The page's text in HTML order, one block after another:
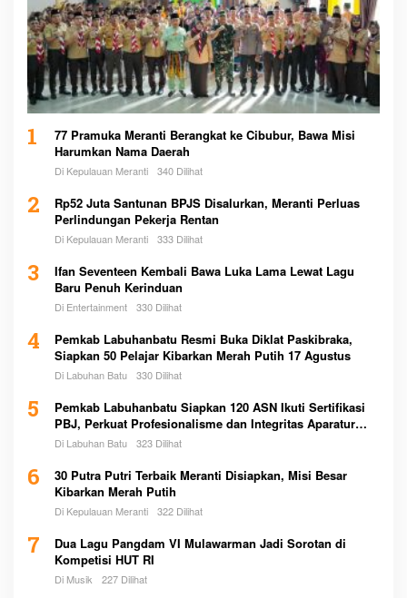
1
77 Pramuka Meranti Berangkat ke Cibubur, Bawa Misi
Harumkan Nama Daerah
Di Kepulauan Meranti 340 Dilihat
2
Rp52 Juta Santunan BPJS Disalurkan, Meranti Perluas
Perlindungan Pekerja Rentan
Di Kepulauan Meranti 333 Dilihat
3
Ifan Seventeen Kembali Bawa Luka Lama Lewat Lagu
Baru Penuh Kerinduan
Di Entertainment 330 Dilihat
4
Pemkab Labuhanbatu Resmi Buka Diklat Paskibraka,
Siapkan 50 Pelajar Kibarkan Merah Putih 17 Agustus
Di Labuhan Batu 330 Dilihat
5
Pemkab Labuhanbatu Siapkan 120 ASN Ikuti Sertifikasi
PBJ, Perkuat Profesionalisme dan Integritas Aparatur
Pemerintah
Di Labuhan Batu 323 Dilihat
6
30 Putra Putri Terbaik Meranti Disiapkan, Misi Besar
Kibarkan Merah Putih
Di Kepulauan Meranti 322 Dilihat
7
Dua Lagu Pangdam VI Mulawarman Jadi Sorotan di
Kompetisi HUT RI
Di Musik 227 Dilihat